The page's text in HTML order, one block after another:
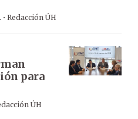
· Redacción ÚH
para
ÚH